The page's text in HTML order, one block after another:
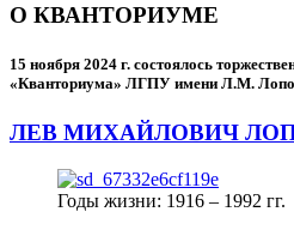
О КВАНТОРИУМЕ
15 ноября 2024 г. состоялось
«Кванториума» ЛГПУ имени Л.М.
ЛЕВ МИХАЙЛОВИЧ
Годы жизни: 1916 – 1992 гг.